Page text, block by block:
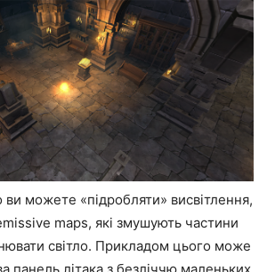
ви можете «підробляти» висвітлення,
maps, які змушують частини
світло. Прикладом цього може
панель літака з безліччю маленьких